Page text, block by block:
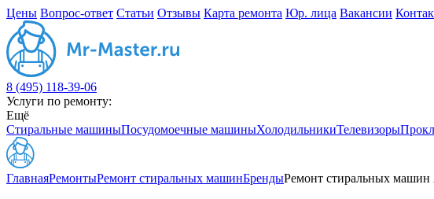
Цены Вопрос-ответ Статьи Отзывы Карта ремонта Юр. лица Вакансии
8 (495) 118-39-06
Услуги по ремонту:
Ещё
Стиральные машиныПосудомоечные машиныХолодильникиТелевизоры
ГлавнаяРемонтыРемонт стиральных машинБрендыРемонт стиральных машин